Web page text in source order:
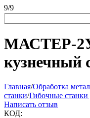
9/9
МАСТЕР-
кузнечный
Главная/Обработка
станки/Гибочные станки
Написать отзыв
КОД: